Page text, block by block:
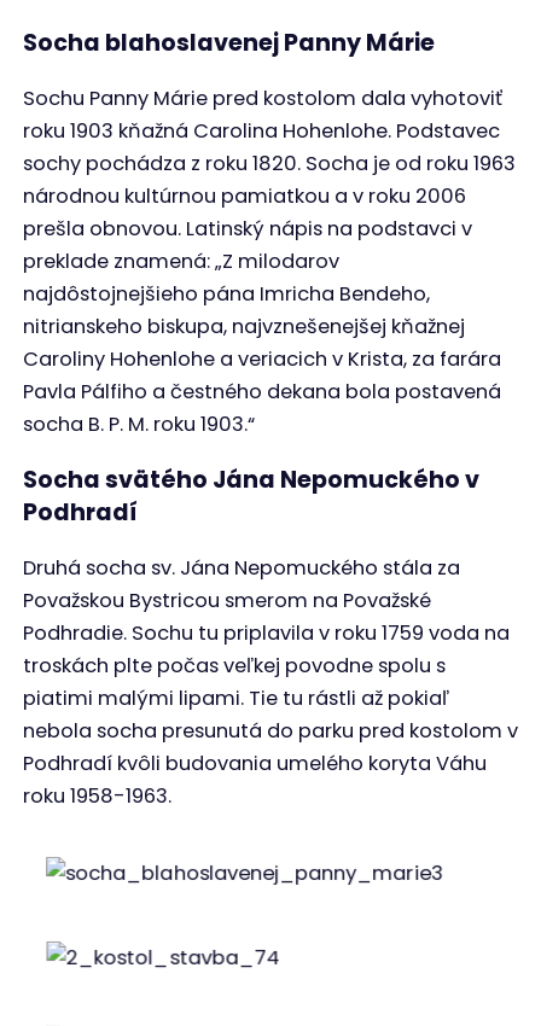
Socha blahoslavenej Panny Márie
Sochu Panny Márie pred kostolom dala vyhotoviť
roku 1903 kňažná Carolina Hohenlohe. Podstavec
sochy pochádza z roku 1820. Socha je od roku 1963
národnou kultúrnou pamiatkou a v roku 2006
prešla obnovou. Latinský nápis na podstavci v
preklade znamená: „Z milodarov
najdôstojnejšieho pána Imricha Bendeho,
nitrianskeho biskupa, najvznešenejšej kňažnej
Caroliny Hohenlohe a veriacich v Krista, za farára
Pavla Pálfiho a čestného dekana bola postavená
socha B. P. M. roku 1903.“
Socha svätého Jána Nepomuckého v
Podhradí
Druhá socha sv. Jána Nepomuckého stála za
Považskou Bystricou smerom na Považské
Podhradie. Sochu tu priplavila v roku 1759 voda na
troskách plte počas veľkej povodne spolu s
piatimi malými lipami. Tie tu rástli až pokiaľ
nebola socha presunutá do parku pred kostolom v
Podhradí kvôli budovania umelého koryta Váhu
roku 1958-1963.